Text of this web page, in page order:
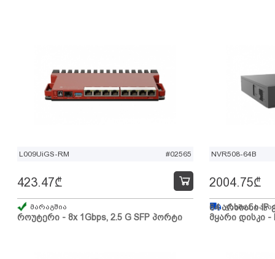
L009UiGS-RM #02565
როუტერი - 8x 1Gbps, 2.5 G SFP პორტი
423.47₾
მარაგშია
NVR508-64B
64 არხიანი IP
მყარი დისკი -
2004.75₾
გზაშია,